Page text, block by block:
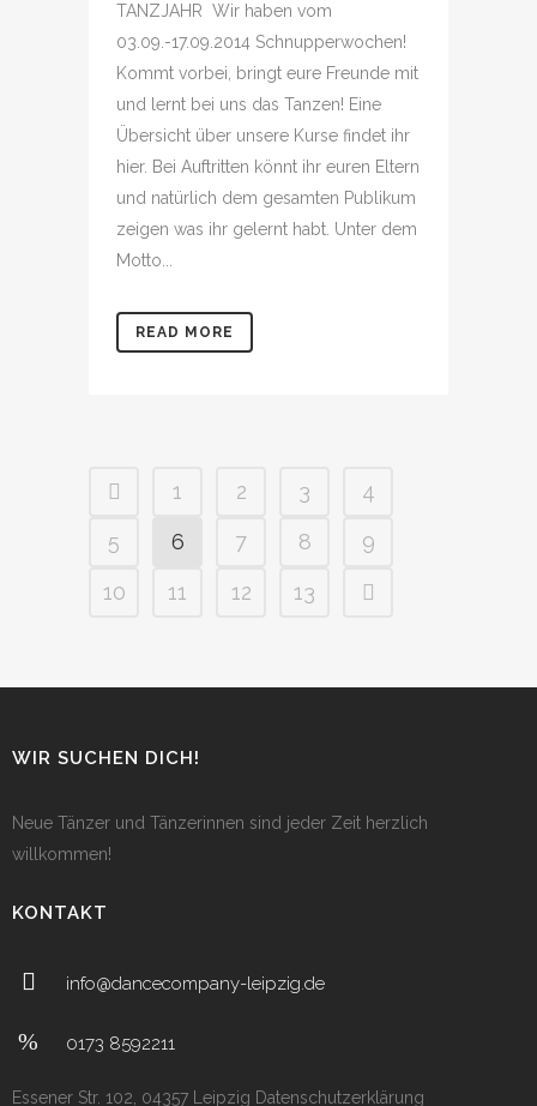
TANZJAHR Wir haben vom
03.09.-17.09.2014 Schnupperwochen!
Kommt vorbei, bringt eure Freunde mit
und lernt bei uns das Tanzen! Eine
Übersicht über unsere Kurse findet ihr
hier. Bei Auftritten könnt ihr euren Eltern
und natürlich dem gesamten Publikum
zeigen was ihr gelernt habt. Unter dem
Motto...
READ MORE
1 2 3
4
5
6 7 8
9
10
11 12 13
WIR SUCHEN DICH!
Neue Tänzer und Tänzerinnen sind jeder Zeit herzlich
willkommen!
KONTAKT
info@dancecompany-leipzig.de
0173 8592211
Essener Str. 102, 04357 Leipzig Datenschutzerklärung